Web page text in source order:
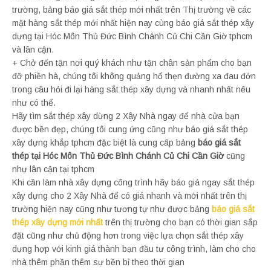
trường, bảng báo giá sắt thép mới nhất trên Thị trường về các
mặt hàng sắt thép mới nhất hiện nay cùng báo giá sắt thép xây
dựng tại Hóc Môn Thủ Đức Bình Chánh Củ Chi Cần Giờ tphcm
và lân cận.
+ Chở đến tận nơi quý khách như tận chân sản phẩm cho bạn
đỡ phiền hà, chúng tôi không quảng hổ thẹn đường xa đau đớn
trong câu hỏi đi lại hàng sắt thép xây dựng và nhanh nhất nếu
như có thể.
Hãy tìm sắt thép xây dừng 2 Xây Nhà ngay để nhà cửa bạn
được bền đẹp, chúng tôi cung ứng cũng như báo giá sắt thép
xây dựng khắp tphcm đặc biệt là cung cấp bảng báo giá sắt
thép tại Hóc Môn Thủ Đức Bình Chánh Củ Chi Cần Giờcũng
như lân cận tại tphcm
Khi cần làm nhà xây dựng công trình hãy báo giá ngay sắt thép
xây dựng cho 2 Xây Nhà để có giá nhanh và mới nhất trên thị
trường hiện nay cũng như tương tự như được bảng báo giá sắt
thép xây dựng mới nhất trên thị trường cho bạn có thời gian sắp
đặt cũng như chủ động hơn trong việc lựa chọn sắt thép xây
dựng hợp với kinh giá thành bạn đầu tư công trình, làm cho cho
nhà thêm phần thêm sự bền bỉ theo thời gian